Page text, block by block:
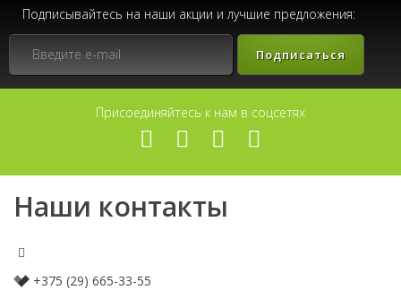
Подписывайтесь на наши акции и лучшие предложения:
Подписаться
Присоединяйтесь к нам в соцсетях
Наши контакты
+375 (29) 665-33-55